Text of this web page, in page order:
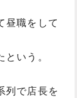
昼職をして
いう。
列で店長を